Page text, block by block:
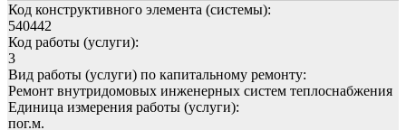
Код конструктивного элемента (системы):
540442
Код работы (услуги):
3
Вид работы (услуги) по капитальному ремонту:
Ремонт внутридомовых инженерных систем теплоснабжения
Единица измерения работы (услуги):
пог.м.